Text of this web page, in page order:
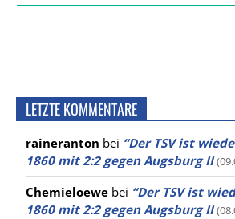
LETZTE KOMMENTARE
raineranton bei “Der TSV ist
1860 mit 2:2 gegen Augsburg II
Chemieloewe bei “Der TSV ist
1860 mit 2:2 gegen Augsburg II